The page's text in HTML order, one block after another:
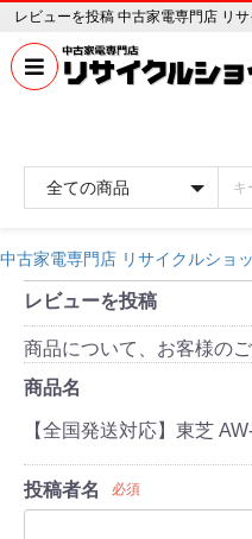
レビューを投稿 中古家電専門店 リ
中古家電専門店 リサイクルショ
レビューを投稿
商品について、お客様の
商品名
【全国発送対応】東芝
投稿者名 必須